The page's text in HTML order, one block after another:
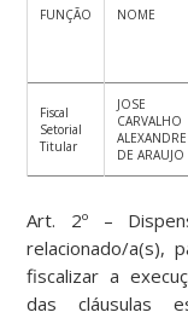
FUNÇÃO NOME
Fiscal
Setorial
Titular
JOSE
CARVALHO
ALEXANDRE
DE ARAUJO
Art. 2º –
relacionado/a(s),
fiscalizar a
das cláusulas